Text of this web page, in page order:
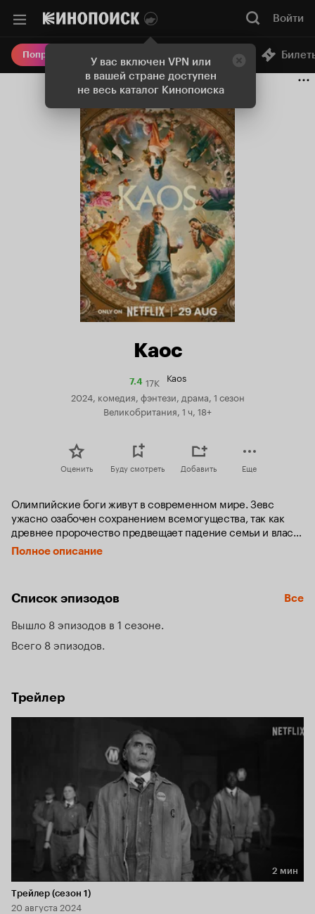
У вас включен VPN или
в вашей стране доступен
не весь каталог Кинопоиска
Войти
Попробовать Плюс Онлайн-кинотеатр
Каос
7.4Рейтинг
Кинопоиска
7.4
17K Kaos
2024, комедия, фэнтези, драма, 1 сезон
Великобритания, 1 ч, 18+
Оценить Буду смотреть Добавить Еще
Олимпийские боги живут в современном мире. Зевс
ужасно озабочен сохранением всемогущества, так как
древнее пророчество предвещает падение семьи и власть
хаоса. От злорадного взгляда прикованного к скале
Прометея не ускользают, казалось бы, незначительные
сделать что-нибудь, что возвысит его в глазах отца, а давно
Эвридика наконец-то решается от него уйти.
Полное описание
Список эпизодов Все
Вышло 8 эпизодов в 1 сезоне
Всего 8 эпизодов
Трейлер
Длительность 2 мин
2 мин
Трейлер (сезон 1)
20 августа 2024